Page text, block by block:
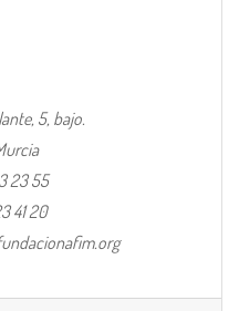
5, bajo.
23 55
41 20